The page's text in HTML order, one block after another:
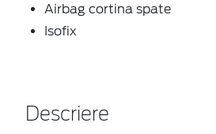
Airbag cortina spate
Isofix
Descriere